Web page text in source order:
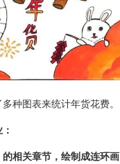
种图表来统计年货花费。
相关章节，绘制成连环画